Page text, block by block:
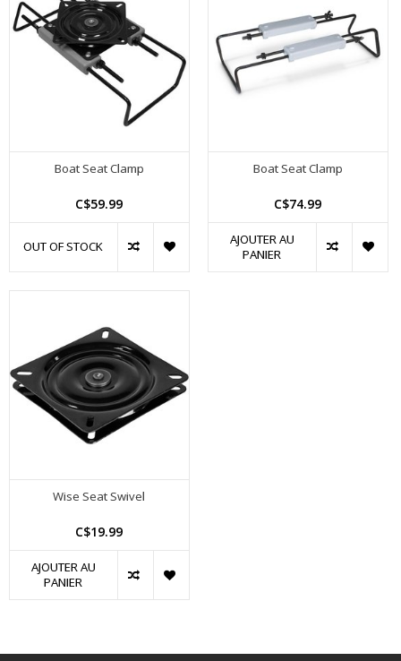
Boat Seat Clamp
C$59.99
OUT OF STOCK
Boat Seat Clamp
C$74.99
AJOUTER AU
PANIER
Wise Seat Swivel
C$19.99
AJOUTER AU
PANIER